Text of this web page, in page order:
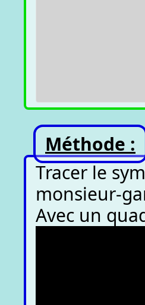
Méthode :
Tracer le
monsieur-
Avec un